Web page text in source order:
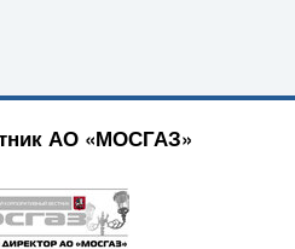
АО «МОСГАЗ»